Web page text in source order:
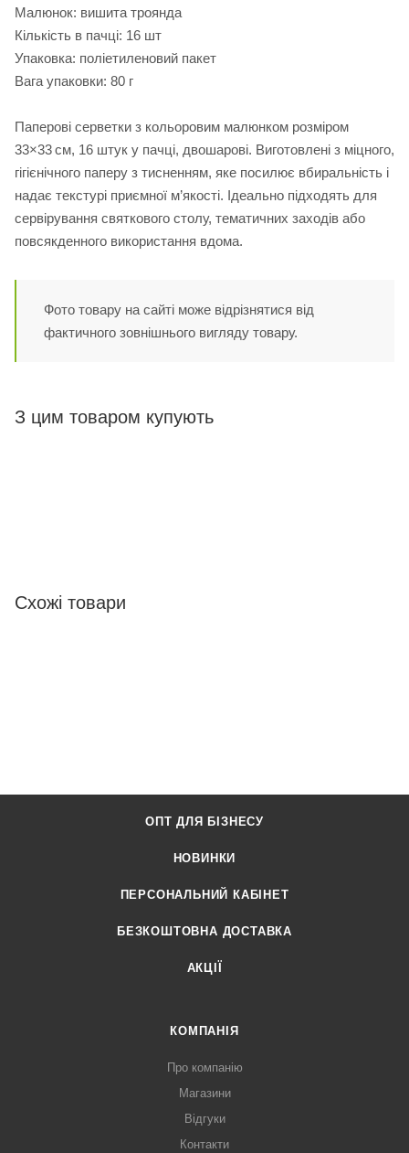
Малюнок: вишита троянда
Кількість в пачці: 16 шт
Упаковка: поліетиленовий пакет
Вага упаковки: 80 г
Паперові серветки з кольоровим малюнком розміром
33×33 см, 16 штук у пачці, двошарові. Виготовлені з міцного,
гігієнічного паперу з тисненням, яке посилює вбиральність і
надає текстурі приємної м’якості. Ідеально підходять для
сервірування святкового столу, тематичних заходів або
повсякденного використання вдома.
Фото товару на сайті може відрізнятися від
фактичного зовнішнього вигляду товару.
З цим товаром купують
Схожі товари
ОПТ ДЛЯ БІЗНЕСУ
НОВИНКИ
ПЕРСОНАЛЬНИЙ КАБІНЕТ
БЕЗКОШТОВНА ДОСТАВКА
АКЦІЇ
КОМПАНІЯ
Про компанію
Магазини
Відгуки
Контакти